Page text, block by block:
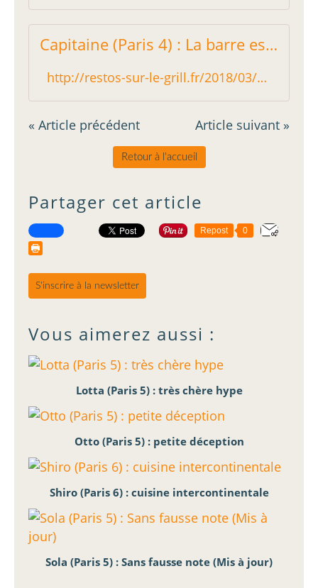
Capitaine (Paris 4) : La barre est tenue ! - Restos sur le Grill - Blog critique des restaurants de Paris tout comme Le Fooding mais en indépendant !
http://restos-sur-le-grill.fr/2018/03/capitaine-paris-4-la-barre-est-tenue.html
« Article précédent Article suivant »
Retour à l'accueil
Partager cet article
Repost 0
S'inscrire à la newsletter
Vous aimerez aussi :
Lotta (Paris 5) : très chère hype
Otto (Paris 5) : petite déception
Shiro (Paris 6) : cuisine intercontinentale
Sola (Paris 5) : Sans fausse note (Mis à jour)